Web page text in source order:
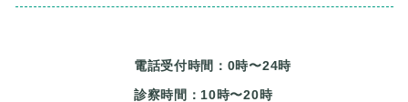
電話受付時間：0時〜24時